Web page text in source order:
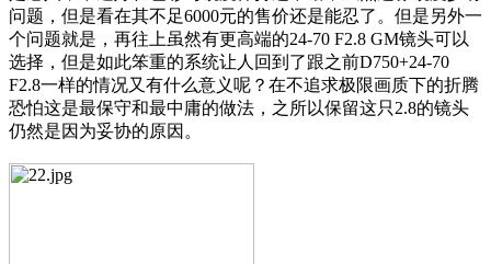
问题，但是看在其不足6000元的售价还是能忍了。但是另外一
个问题就是，再往上虽然有更高端的24-70 F2.8 GM镜头可以
选择，但是如此笨重的系统让人回到了跟之前D750+24-70
F2.8一样的情况又有什么意义呢？在不追求极限画质下的折腾
恐怕这是最保守和最中庸的做法，之所以保留这只2.8的镜头
仍然是因为妥协的原因。